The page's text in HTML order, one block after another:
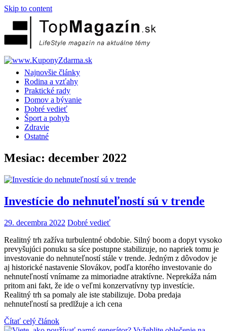
Skip to content
Najnovšie články
Rodina a vzťahy
Praktické rady
Domov a bývanie
Dobré vedieť
Šport a pohyb
Zdravie
Ostatné
Mesiac: december 2022
Investície do nehnuteľností sú v trende
29. decembra 2022 Dobré vedieť
Realitný trh zažíva turbulentné obdobie. Silný boom a dopyt vysoko
prevyšujúci ponuku sa síce postupne stabilizuje, no napriek tomu je
investovanie do nehnuteľností stále v trende. Jedným z dôvodov je
aj historické nastavenie Slovákov, podľa ktorého investovanie do
nehnuteľností vnímame za mimoriadne atraktívne. Neprekáža nám
pritom ani fakt, že ide o veľmi konzervatívny typ investície.
Realitný trh sa pomaly ale iste stabilizuje. Doba predaja
nehnuteľností sa predlžuje a ich cena
Čítať celý článok